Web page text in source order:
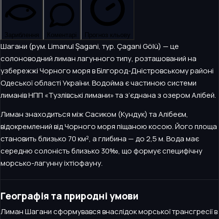
Зариблення Коментарі Прогноз кльову
Шагани (рум. Limanul Şagani, тур. Çagani Gölü) — це
солоноводний лиман лагунного типу, розташований на
узбережжі Чорного моря в Білгород-Дністровському районі
Одеської області України. Водойма є частиною системи
лиманів НПП «Тузлівські лимани» та з’єднана з озером Алібей.
Лиман знаходиться між Сасиком (Кундук) та Алібеєм,
відокремлений від Чорного моря піщаною косою. Його площа
становить близько 70 км², а глибина — до 2,5 м. Вода має
середню солоність близько 30‰, що формує специфічну
морсько-лагунну іхтіофауну.
Географія та природні умови
Лиман Шагани сформувався внаслідок морської трансгресії в